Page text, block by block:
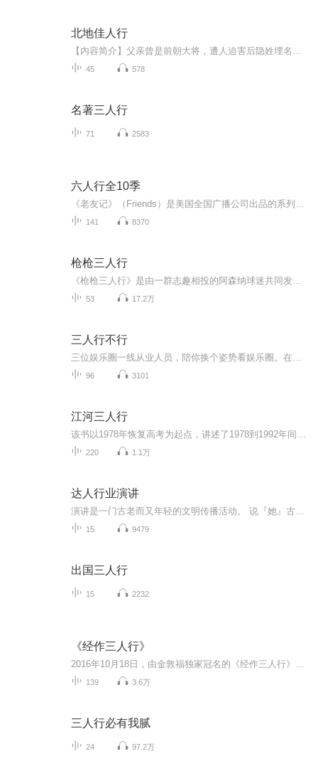
北地佳人行
45 578
名著三人行
71 2583
六人行全10季
141 8370
枪枪三人行
53 17.2万
三人行不行
96 3101
江河三人行
220 1.1万
达人行业演讲
15 9479
出国三人行
15 2232
《经作三人行》
139 3.6万
三人行必有我腻
24 97.2万